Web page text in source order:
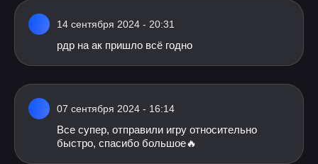
14 сентября 2024 - 20:31
рдр на ак пришло всё годно
07 сентября 2024 - 16:14
Все супер, отправили игру относительно
быстро, спасибо большое🔥